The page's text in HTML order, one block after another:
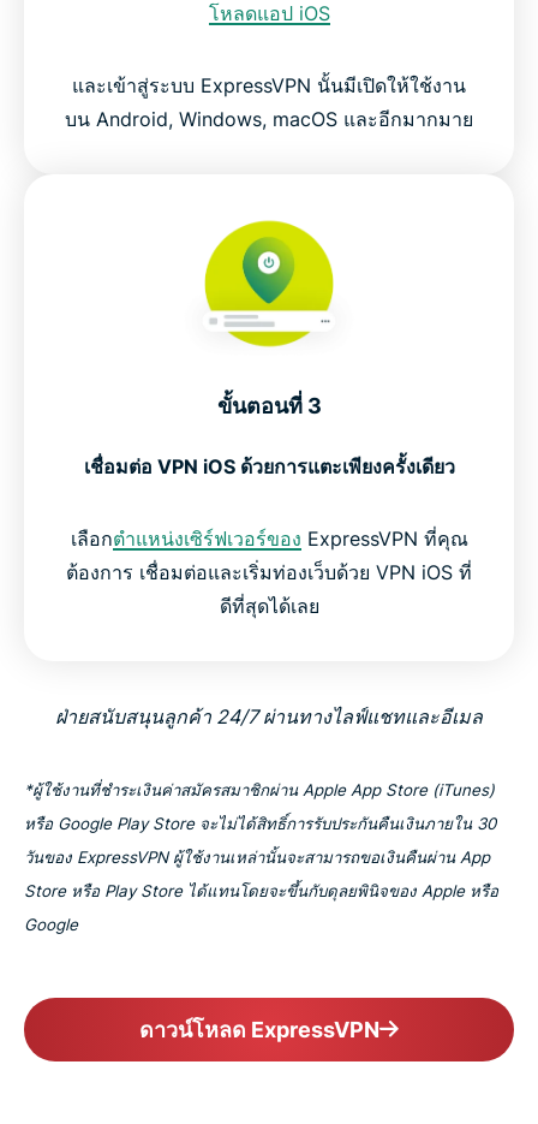
โหลดแอป iOS
และเข้าสู่ระบบ ExpressVPN นั้นมีเปิดให้ใช้งาน
บน Android, Windows, macOS และอีกมากมาย
ขั้นตอนที่ 3
เชื่อมต่อ VPN iOS ด้วยการแตะเพียงครั้งเดียว
เลือกตำแหน่งเซิร์ฟเวอร์ของ ExpressVPN ที่คุณ
ต้องการ เชื่อมต่อและเริ่มท่องเว็บด้วย VPN iOS ที่
ดีที่สุดได้เลย
ฝ่ายสนับสนุนลูกค้า 24/7 ผ่านทางไลฟ์แชทและอีเมล
*ผู้ใช้งานที่ชำระเงินค่าสมัครสมาชิกผ่าน Apple App Store (iTunes)
หรือ Google Play Store จะไม่ได้สิทธิ์การรับประกันคืนเงินภายใน 30
วันของ ExpressVPN ผู้ใช้งานเหล่านั้นจะสามารถขอเงินคืนผ่าน App
Store หรือ Play Store ได้แทนโดยจะขึ้นกับดุลยพินิจของ Apple หรือ
Google
ดาวน์โหลด ExpressVPN